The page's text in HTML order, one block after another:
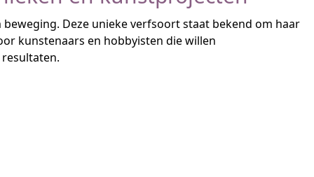
Deze unieke verfsoort staat bekend om haar
kunstenaars en hobbyisten die willen